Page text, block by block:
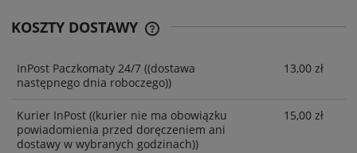
KOSZTY DOSTAWY
InPost Paczkomaty 24/7 ((dostawa
następnego dnia roboczego))
13,00 zł
Kurier InPost ((kurier nie ma obowiązku
powiadomienia przed doręczeniem ani
dostawy w wybranych godzinach))
15,00 zł